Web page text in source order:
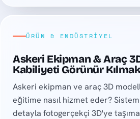
ÜRÜN & ENDÜSTRIYEL
Askeri Ekipman & Araç
Kabiliyeti Görünür Kılmak
Askeri ekipman ve araç 3D
eğitime nasıl hizmet eder?
detayla fotogerçekçi 3D'ye